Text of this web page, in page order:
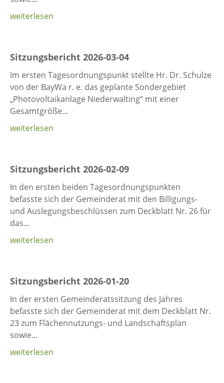
weiterlesen
Sitzungsbericht 2026-03-04
Im ersten Tagesordnungspunkt stellte Hr. Dr. Schulze
von der BayWa r. e. das geplante Sondergebiet
„Photovoltaikanlage Niederwalting“ mit einer
Gesamtgröße...
weiterlesen
Sitzungsbericht 2026-02-09
In den ersten beiden Tagesordnungspunkten
befasste sich der Gemeinderat mit den Billigungs-
und Auslegungsbeschlüssen zum Deckblatt Nr. 26 für
das...
weiterlesen
Sitzungsbericht 2026-01-20
In der ersten Gemeinderatssitzung des Jahres
befasste sich der Gemeinderat mit dem Deckblatt Nr.
23 zum Flächennutzungs- und Landschaftsplan
sowie...
weiterlesen